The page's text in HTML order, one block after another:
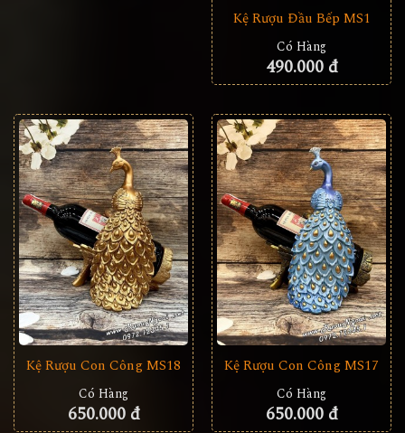
Kệ Rượu Đầu Bếp MS1
Có Hàng
490.000 đ
Kệ Rượu Con Công MS18
Có Hàng
650.000 đ
Kệ Rượu Con Công MS17
Có Hàng
650.000 đ